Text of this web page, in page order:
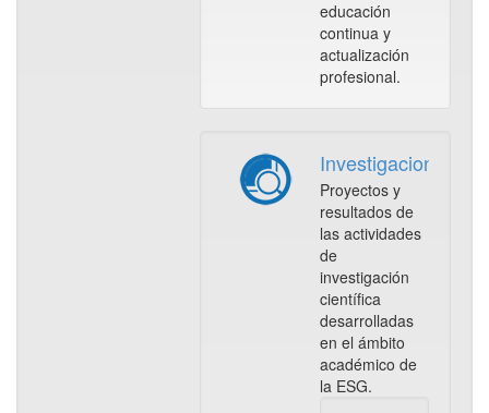
educación
continua y
actualización
profesional.
Investigaciones
Proyectos y
resultados de
las actividades
de
investigación
científica
desarrolladas
en el ámbito
académico de
la ESG.